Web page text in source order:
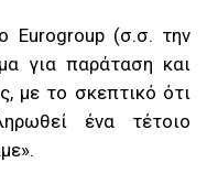
Eurogroup (σ.σ. την
για παράταση και
με το σκεπτικό ότι
ένα τέτοιο